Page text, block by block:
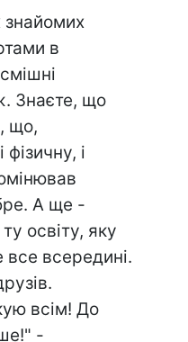
в
Знаєте, що
що,
і
А ще -
освіту, яку
всередині.
всім! До
-